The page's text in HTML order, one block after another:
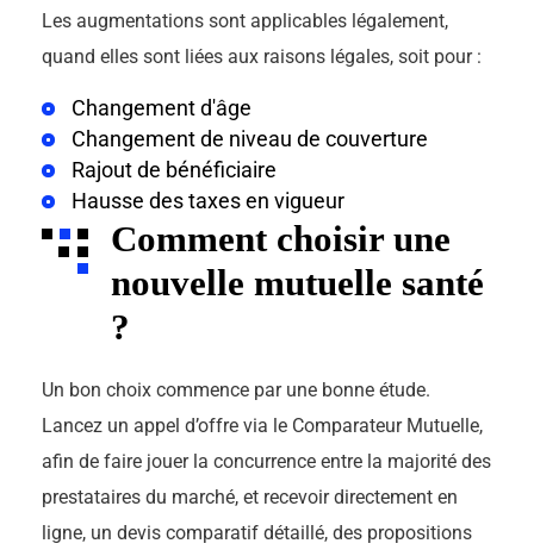
Les augmentations sont applicables légalement,
quand elles sont liées aux raisons légales, soit pour :
Changement d'âge
Changement de niveau de couverture
Rajout de bénéficiaire
Hausse des taxes en vigueur
Comment choisir une
nouvelle mutuelle santé
?
Un bon choix commence par une bonne étude.
Lancez un appel d’offre via le Comparateur Mutuelle,
afin de faire jouer la concurrence entre la majorité des
prestataires du marché, et recevoir directement en
ligne, un devis comparatif détaillé, des propositions